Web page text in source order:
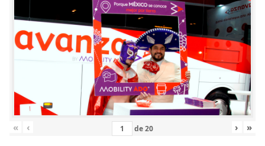
« ‹ de20 › »